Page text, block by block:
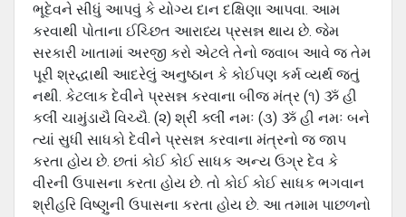
ભૂદેવને સીધું આપવું કે યોગ્ય દાન દક્ષિણા આપવા. આમ
કરવાથી પોતાના ઈચ્છિત આરાધ્ય પ્રસન્ન થાય છે. જેમ
સરકારી ખાતામાં અરજી કરો એટલે તેનો જવાબ આવે જ તેમ
પૂરી શ્રદ્ધાથી આદરેલું અનુષ્ઠાન કે કોઈપણ કર્મ વ્યર્થ જતું
નથી. કેટલાક દેવીને પ્રસન્ન કરવાના બીજ મંત્ર (૧) ૐ હી
કલીં ચામુંડાયૈ વિચ્યૈ. (૨) શ્રીં ક્લીં નમઃ (૩) ૐ હી નમઃ બને
ત્યાં સુધી સાધકો દેવીને પ્રસન્ન કરવાના મંત્રનો જ જાપ
કરતા હોય છે. છતાં કોઈ કોઈ સાધક અન્ય ઉગ્ર દેવ કે
વીરની ઉપાસના કરતા હોય છે. તો કોઈ કોઈ સાધક ભગવાન
શ્રીહરિ વિષ્ણુની ઉપાસના કરતા હોય છે. આ તમામ પાછળનો